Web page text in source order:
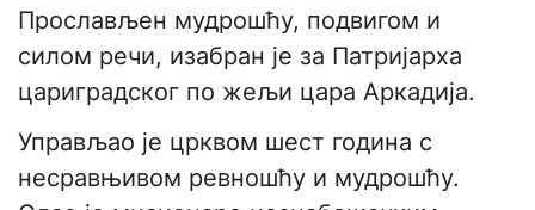
Прослављен мудрошћу, подвигом и
силом речи, изабран је за Патријарха
цариградског по жељи цара Аркадија.
Управљао је црквом шест година с
несравњивом ревношћу и мудрошћу.